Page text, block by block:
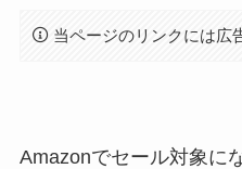
当ページのリンクには広
Amazonでセール対象に